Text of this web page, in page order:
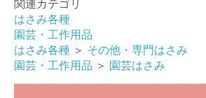
関連カテゴリ
はさみ各種
園芸・工作用品
はさみ各種 ＞ その他・専門はさみ
園芸・工作用品 ＞ 園芸はさみ